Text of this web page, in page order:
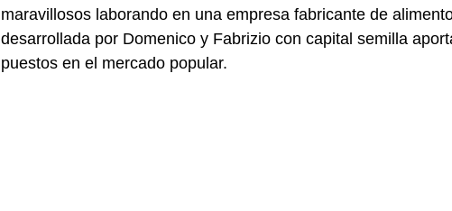
maravillosos laborando en una empresa fabricante de
desarrollada por Domenico y Fabrizio con capital semilla
puestos en el mercado popular.